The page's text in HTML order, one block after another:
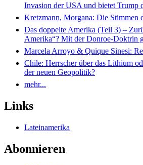
Invasion der USA und bietet Trump
Kretzmann, Morgana: Die Stimmen
Das doppelte Amerika (Teil 3) –
Amerika“? Mit der Donroe-Doktrin
Marcela Arroyo & Quique Sinesi:
Chile: Herrscher über das Lithium
der neuen Geopolitik?
mehr...
Links
Lateinamerika
Abonnieren